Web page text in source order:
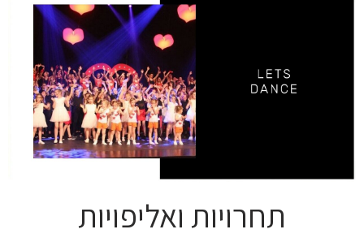
תחרויות ואליפויות